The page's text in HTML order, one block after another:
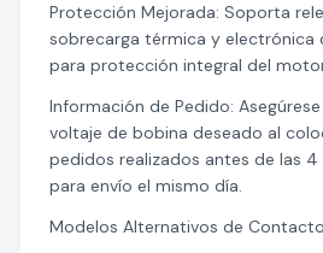
Protección Mejorada: Soporta
sobrecarga térmica y electrónica
para protección integral del
Información de Pedido:
voltaje de bobina deseado al
pedidos realizados antes de las 4
para envío el mismo día.
Modelos Alternativos de